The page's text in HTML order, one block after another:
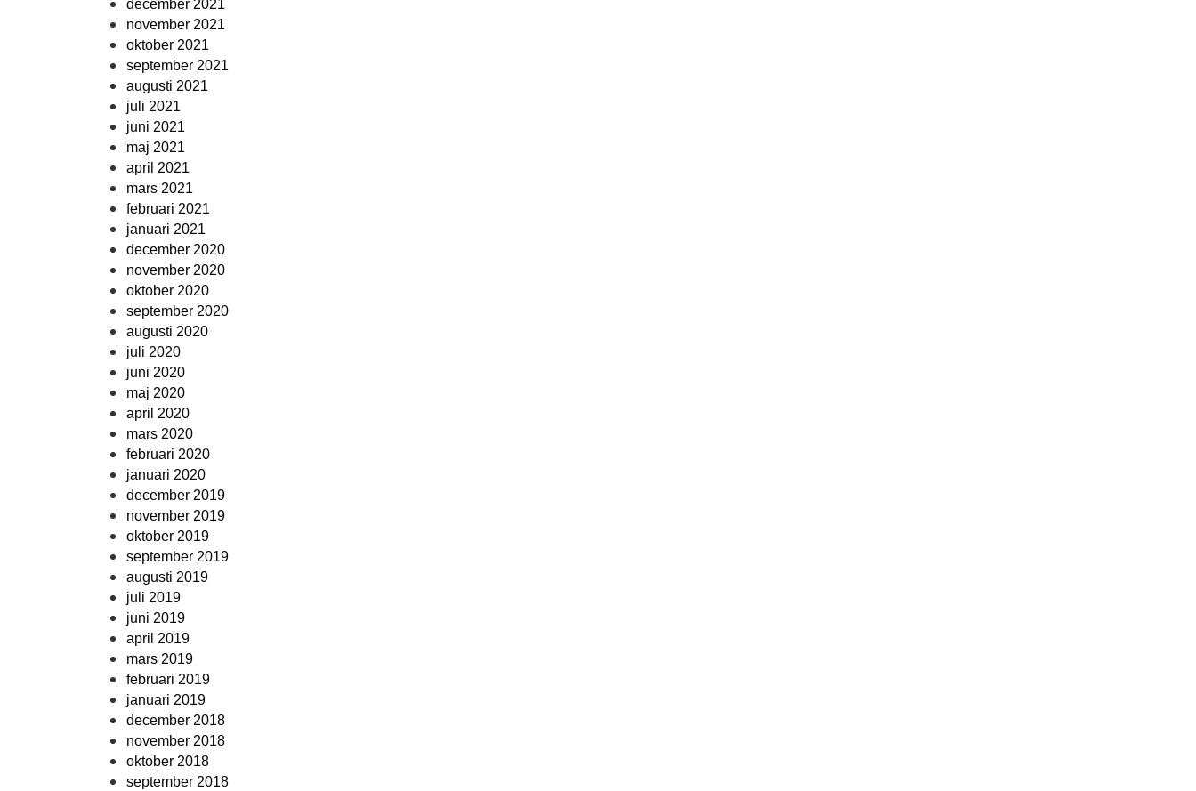
december 2021
november 2021
oktober 2021
september 2021
augusti 2021
juli 2021
juni 2021
maj 2021
april 2021
mars 2021
februari 2021
januari 2021
december 2020
november 2020
oktober 2020
september 2020
augusti 2020
juli 2020
juni 2020
maj 2020
april 2020
mars 2020
februari 2020
januari 2020
december 2019
november 2019
oktober 2019
september 2019
augusti 2019
juli 2019
juni 2019
april 2019
mars 2019
februari 2019
januari 2019
december 2018
november 2018
oktober 2018
september 2018